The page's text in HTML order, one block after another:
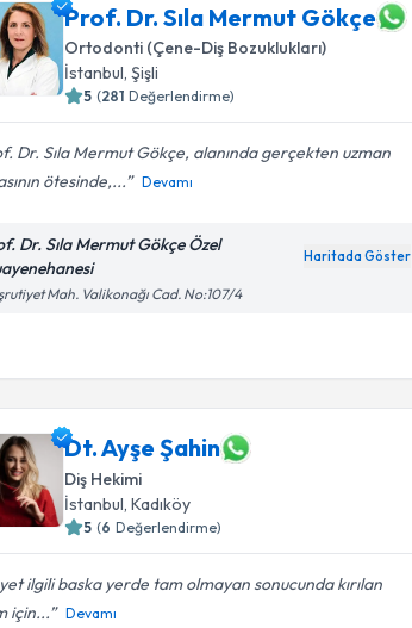
Prof. Dr. Sıla Mermut Gökçe
Ortodonti (Çene-Diş Bozuklukları)
İstanbul, Şişli
5 (281 Değerlendirme)
Dr. Sıla Mermut Gökçe, alanında gerçekten uzman
ötesinde,...
Devamı
Dr. Sıla Mermut Gökçe Özel
Haritada Göster
Mah. Valikonağı Cad. No:107/4
Dt. Ayşe Şahin
Diş Hekimi
İstanbul , Kadıköy
5 (6 Değerlendirme)
ilgili baska yerde tam olmayan sonucunda kırılan
için...
Devamı